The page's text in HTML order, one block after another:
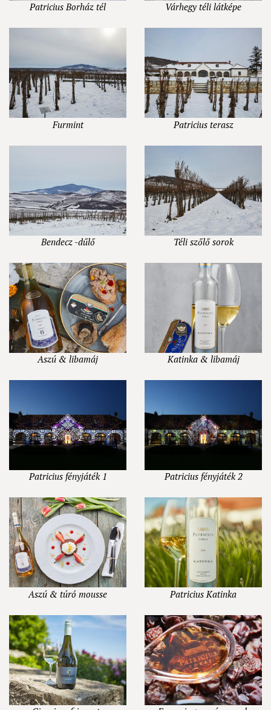
Patricius Borház tél Várhegy téli látképe
Furmint Patricius terasz
Bendecz -dűlő Téli szőlő sorok
Aszú & libamáj Katinka & libamáj
Patricius fényjáték 1 Patricius fényjáték 2
Aszú & túró mousse Patricius Katinka